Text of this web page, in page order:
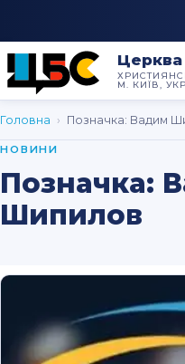
М. КИЇВ,
Головна › Позначка: Вадим
НОВИНИ
Позначка:
Шипилов